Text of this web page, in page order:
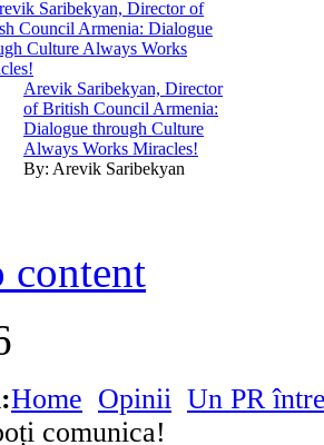
Arevik Saribekyan, Director
of British Council Armenia:
Dialogue through Culture
Always Works Miracles!
By: Arevik Saribekyan
content
Home Opinii Un PR
comunica!